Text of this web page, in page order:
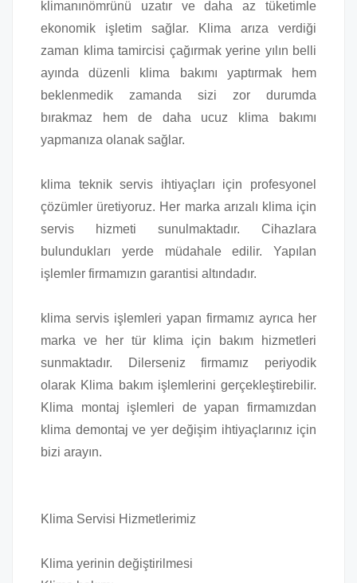
klimanınömrünü uzatır ve daha az tüketimle
ekonomik işletim sağlar. Klima arıza verdiği
zaman klima tamircisi çağırmak yerine yılın belli
ayında düzenli klima bakımı yaptırmak hem
beklenmedik zamanda sizi zor durumda
bırakmaz hem de daha ucuz klima bakımı
yapmanıza olanak sağlar.
klima teknik servis ihtiyaçları için profesyonel
çözümler üretiyoruz. Her marka arızalı klima için
servis hizmeti sunulmaktadır. Cihazlara
bulundukları yerde müdahale edilir. Yapılan
işlemler firmamızın garantisi altındadır.
klima servis işlemleri yapan firmamız ayrıca her
marka ve her tür klima için bakım hizmetleri
sunmaktadır. Dilerseniz firmamız periyodik
olarak Klima bakım işlemlerini gerçekleştirebilir.
Klima montaj işlemleri de yapan firmamızdan
klima demontaj ve yer değişim ihtiyaçlarınız için
bizi arayın.
Klima Servisi Hizmetlerimiz
Klima yerinin değiştirilmesi